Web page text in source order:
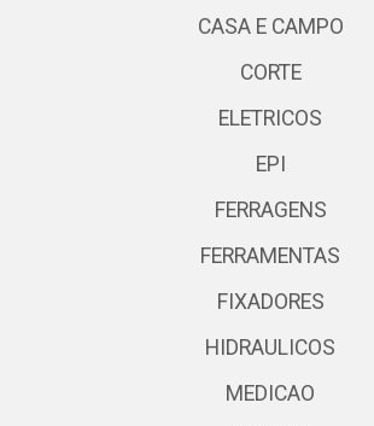
CASA E CAMPO
CORTE
ELETRICOS
EPI
FERRAGENS
FERRAMENTAS
FIXADORES
HIDRAULICOS
MEDICAO